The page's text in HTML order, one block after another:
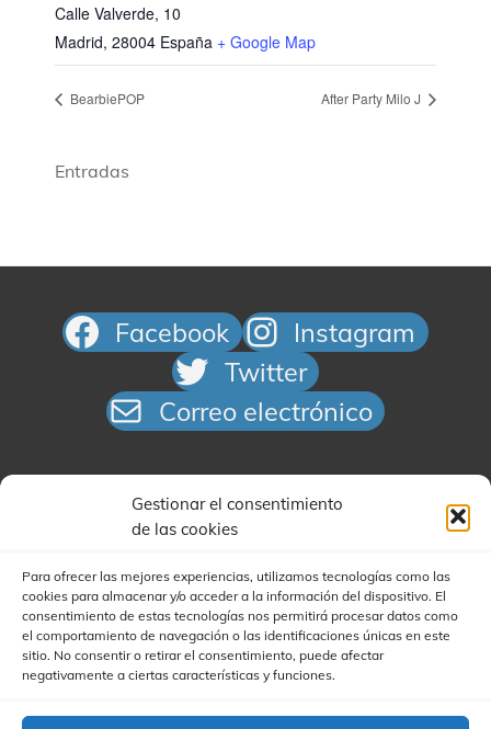
Gestionar el consentimiento
de las cookies
Para ofrecer las mejores experiencias, utilizamos tecnologías como las
cookies para almacenar y/o acceder a la información del dispositivo. El
consentimiento de estas tecnologías nos permitirá procesar datos como
el comportamiento de navegación o las identificaciones únicas en este
sitio. No consentir o retirar el consentimiento, puede afectar
negativamente a ciertas características y funciones.
Calle Valverde, 10
Madrid, 28004 España + Google Map
BearbiePOP After Party Milo J
Entradas
Facebook
Instagram
Twitter
Correo electrónico
Buscar